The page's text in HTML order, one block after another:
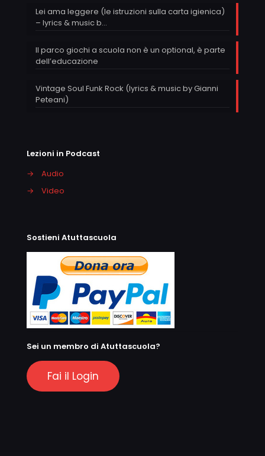
Lei ama leggere (le istruzioni sulla carta igienica)
– lyrics & music b…
Il parco giochi a scuola non è un optional, è parte
dell’educazione
Vintage Soul Funk Rock (lyrics & music by Gianni
Peteani)
Lezioni in Podcast
→
Audio
→
Video
Sostieni Atuttascuola
Sei un membro di Atuttascuola?
Fai il Login